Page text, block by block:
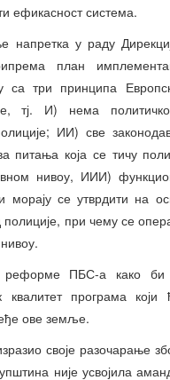
ефикасност система.
у раду
план
са три принципа
тј. И) нема
ИИ) све
питања која се тичу
нивоу, ИИИ)
морају се утврдити на
полиције, при чему се
ПБС-а како би
квалитет програма који
ове земље.
своје разочарање
није усвојила